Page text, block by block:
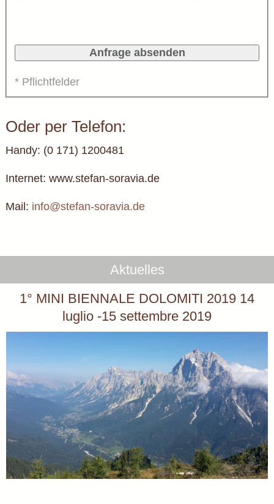
* Pflichtfelder
Oder per Telefon:
Handy: (0 171) 1200481
Internet: www.stefan-soravia.de
Mail: info@stefan-soravia.de
Aktuelles
1° MINI BIENNALE DOLOMITI 2019 14
luglio -15 settembre 2019